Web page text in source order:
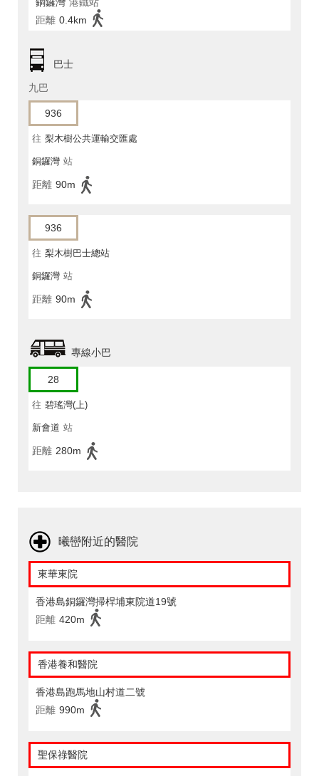
銅鑼灣 港鐵站
距離 0.4km
巴士
九巴
936
往 梨木樹公共運輸交匯處
銅鑼灣 站
距離 90m
936
往 梨木樹巴士總站
銅鑼灣 站
距離 90m
專線小巴
28
往 碧瑤灣(上)
新會道 站
距離 280m
曦巒附近的醫院
東華東院
香港島銅鑼灣掃桿埔東院道19號
距離 420m
香港養和醫院
香港島跑馬地山村道二號
距離 990m
聖保祿醫院